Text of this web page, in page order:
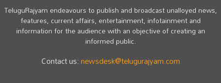
TeluguRajyam endeavours to publish and broadcast unalloyed news,
features, current affairs, entertainment, infotainment and
information for the audience with an objective of creating an
informed public.
Contact us:newsdesk@telugurajyam.com